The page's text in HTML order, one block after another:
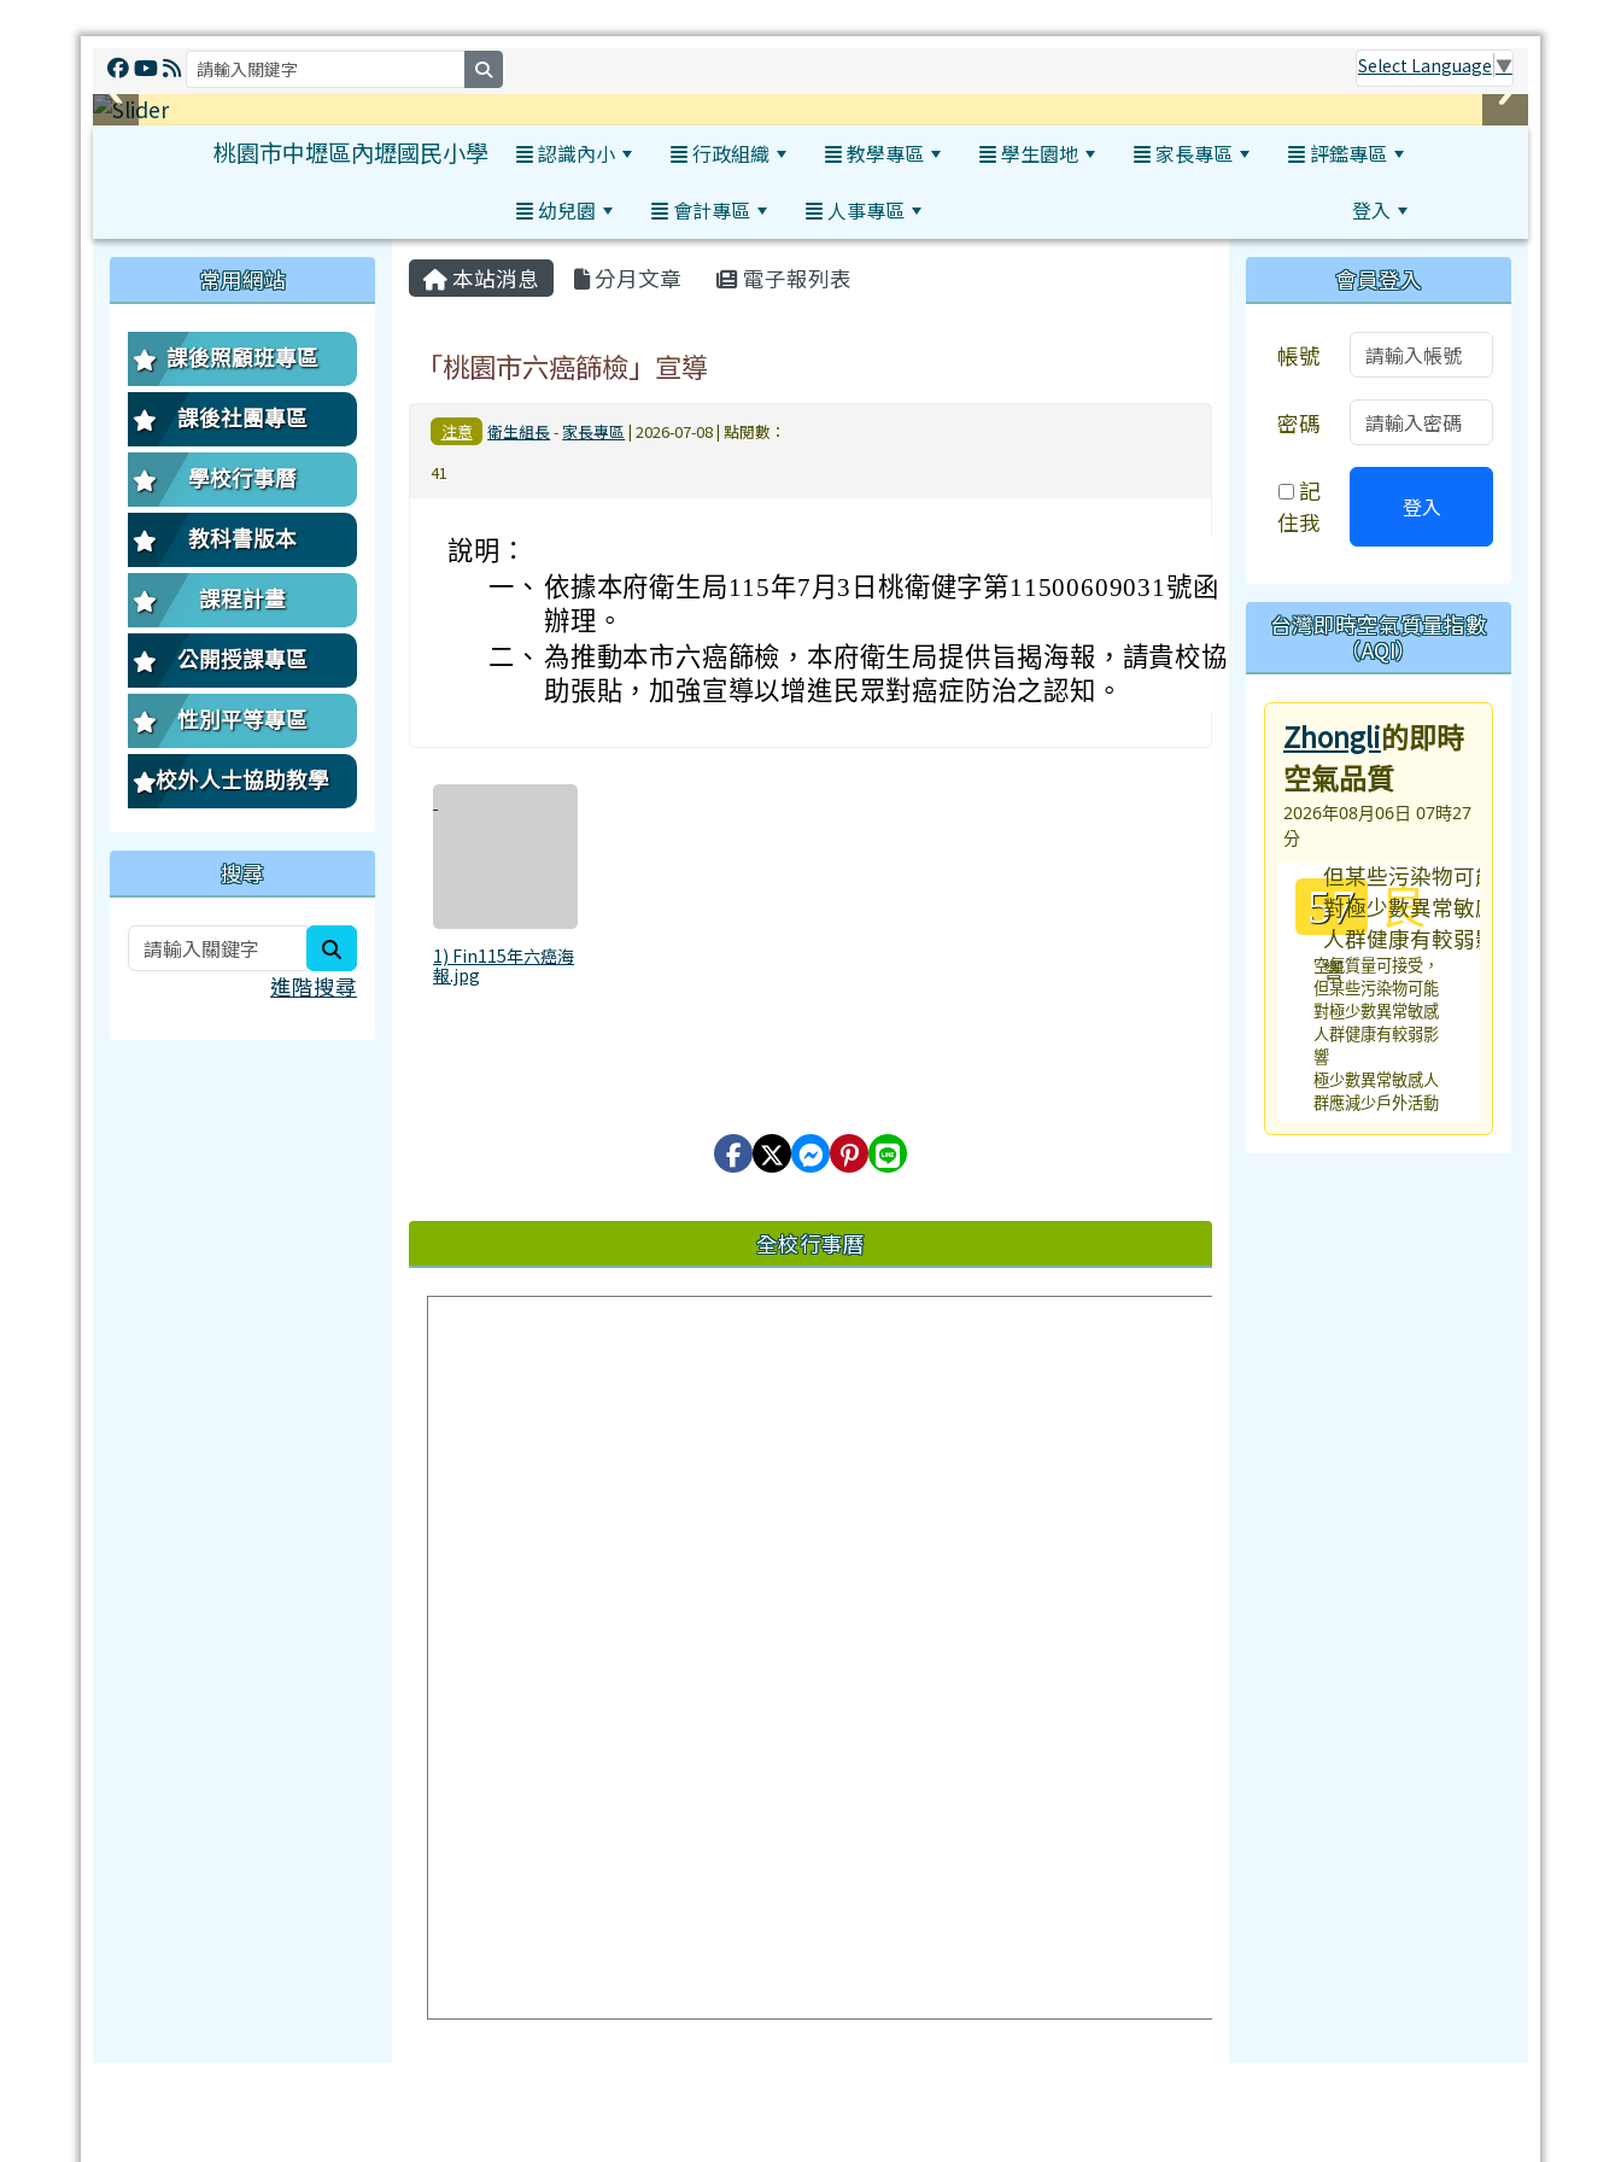
Select Language ▼
桃園市中壢區內壢國民小學 認識內小 行政組織 教學專區 學生園地 家長專區
評鑑專區
幼兒園
會計專區 人事專區 登入
:::
本站消息 分月文章 電子報列表
「桃園市六癌篩檢」宣導
注意 衛生組長- 家長專區 | 2026-07-08 | 點閱數：
41
說明：
一、 依據本府衛生局115年7月3日桃衛健字第11500609031號函
辦理。
二、 為推動本市六癌篩檢，本府衛生局提供旨揭海報，請貴校協
助張貼，加強宣導以增進民眾對癌症防治之認知。
1) Fin115年六癌海
報.jpg
全校行事曆
常用網站
課後照顧班專區
課後社團專區
學校行事曆
教科書版本
課程計畫
公開授課專區
性別平等專區
校外人士協助教學
搜尋
進階搜尋
會員登入
帳號
密碼
記
住我
登入
台灣即時空氣質量指數
（AQI）
Zhongli的即時
空氣品質
2026年08月06日 07時27
分
57 良
空氣質量可接受，
但某些污染物可能
對極少數異常敏感
人群健康有較弱影
響
極少數異常敏感人
群應減少戶外活動